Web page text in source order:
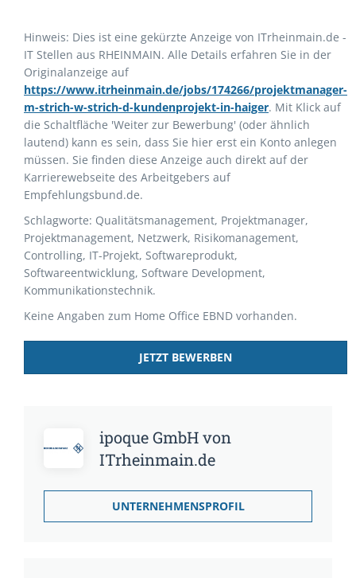
Hinweis: Dies ist eine gekürzte Anzeige von ITrheinmain.de -
IT Stellen aus RHEINMAIN. Alle Details erfahren Sie in der
Originalanzeige auf
https://www.itrheinmain.de/jobs/174266/projektmanager-
m-strich-w-strich-d-kundenprojekt-in-haiger. Mit Klick auf
die Schaltfläche 'Weiter zur Bewerbung' (oder ähnlich
lautend) kann es sein, dass Sie hier erst ein Konto anlegen
müssen. Sie finden diese Anzeige auch direkt auf der
Karrierewebseite des Arbeitgebers auf
Empfehlungsbund.de.
Schlagworte: Qualitätsmanagement, Projektmanager,
Projektmanagement, Netzwerk, Risikomanagement,
Controlling, IT-Projekt, Softwareprodukt,
Softwareentwicklung, Software Development,
Kommunikationstechnik.
Keine Angaben zum Home Office EBND vorhanden.
JETZT BEWERBEN
ipoque GmbH von
ITrheinmain.de
UNTERNEHMENSPROFIL